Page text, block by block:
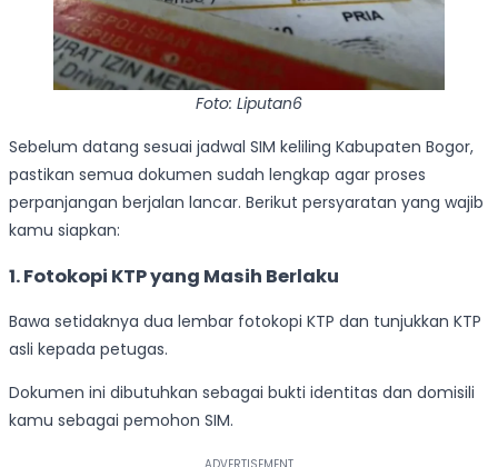
Foto: Liputan6
Sebelum datang sesuai jadwal SIM keliling Kabupaten Bogor,
pastikan semua dokumen sudah lengkap agar proses
perpanjangan berjalan lancar. Berikut persyaratan yang wajib
kamu siapkan:
1. Fotokopi KTP yang Masih Berlaku
Bawa setidaknya dua lembar fotokopi KTP dan tunjukkan KTP
asli kepada petugas.
Dokumen ini dibutuhkan sebagai bukti identitas dan domisili
kamu sebagai pemohon SIM.